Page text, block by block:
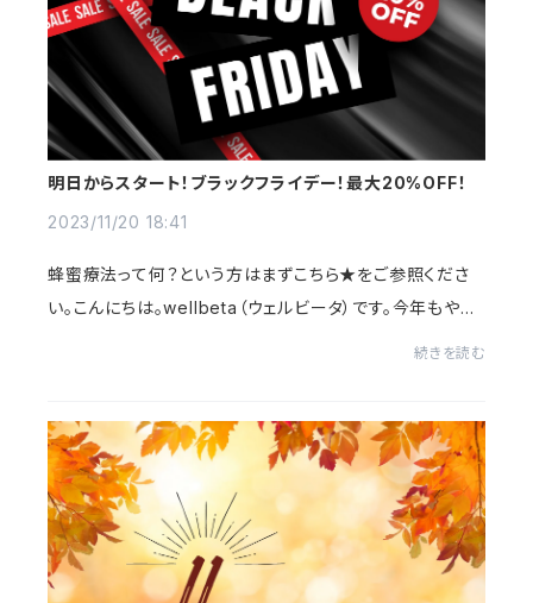
明日からスタート！ブラックフライデー！最大20%OFF！
2023/11/20 18:41
蜂蜜療法って何？という方はまずこちら★をご参照くださ
い。こんにちは。wellbeta（ウェルビータ）です。今年もやっ
続きを読む